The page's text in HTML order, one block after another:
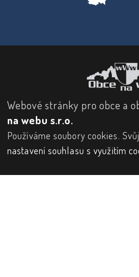
Webové stránky pro obce a
na webu s.r.o.
Používáme soubory cookies.
nastavení souhlasu s využitím